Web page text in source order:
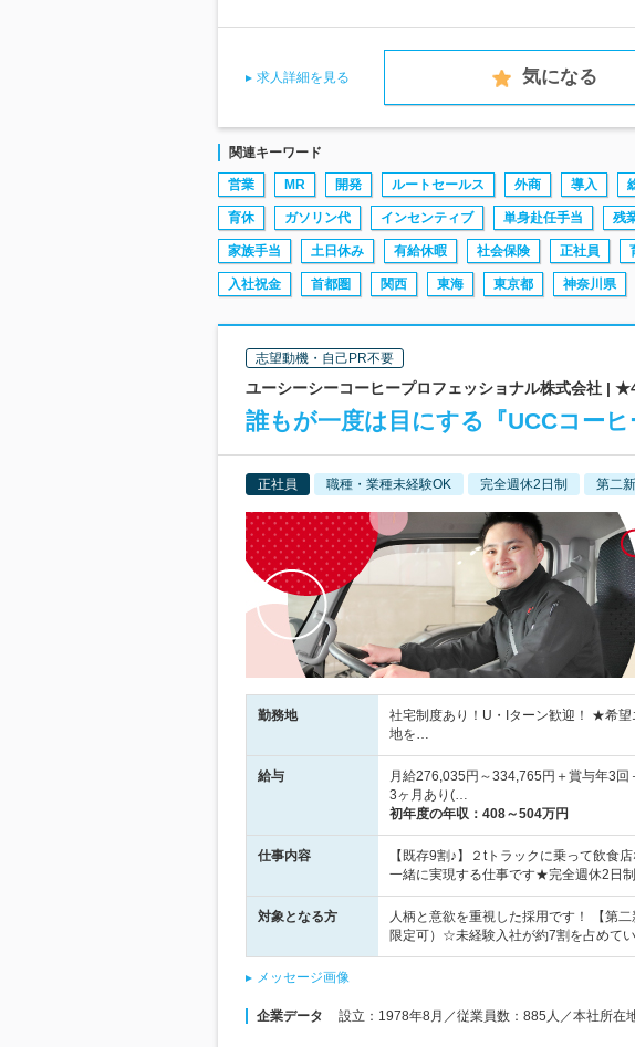
求人詳細を見る 気になる
関連キーワード
営業 MR 開発 ルートセールス 外商 導入
育休 ガソリン代 インセンティブ 単身赴任手当 残
家族手当 土日休み 有給休暇 社会保険 正社員
入社祝金 首都圏 関西 東海 東京都 神奈川県
志望動機・自己PR不要
ユーシーシーコーヒープロフェッショナル株式会社 |
誰もが一度は目にする『UCCコー
正社員 職種・業種未経験OK 完全週休2日制 第二
勤務地
社宅制度あり！U・Iターン歓迎！ ★希
地を…
給与
月給276,035円～334,765円＋賞与年3
3ヶ月あり(…
初年度の年収： 408～504万円
仕事内容
【既存9割♪】２tトラックに乗って飲食
一緒に実現する仕事です★完全週休2日
対象となる方
人柄と意欲を重視した採用です！ 【第
限定可）☆未経験入社が約7割を占めてい
メッセージ画像
企業データ 設立：1978年8月／従業員数：885人／本社所在